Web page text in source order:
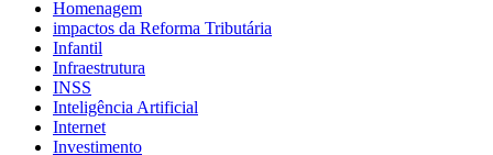
Homenagem
impactos da Reforma Tributária
Infantil
Infraestrutura
INSS
Inteligência Artificial
Internet
Investimento